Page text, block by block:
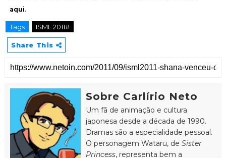
aqui.
Tags ISML 2011#
Share This
Sobre Carlírio Neto
Um fã de animação e cultura
japonesa desde a década de 1990.
Dramas são a especialidade pessoal.
O personagem Wataru, de Sister
Princess, representa bem a